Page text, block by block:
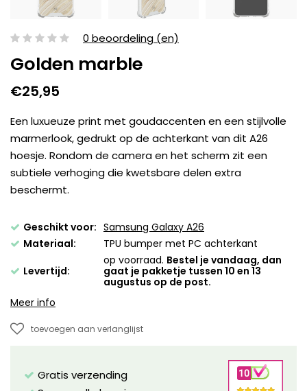
0 beoordeling (en)
Golden marble
€25,95
Een luxueuze print met goudaccenten en een stijlvolle
marmerlook, gedrukt op de achterkant van dit A26
hoesje. Rondom de camera en het scherm zit een
subtiele verhoging die kwetsbare delen extra
beschermt.
Geschikt voor: Samsung Galaxy A26
Materiaal:
TPU bumper met PC achterkant
Levertijd:
op voorraad. Bestel je vandaag, dan
gaat je pakketje tussen 10 en 13
augustus op de post.
Meer info
toevoegen aan verlanglijst
Gratis verzending